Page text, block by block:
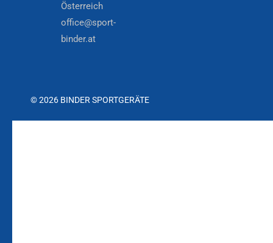
Österreich
office@sport-
binder.at
© 2026 BINDER SPORTGERÄTE